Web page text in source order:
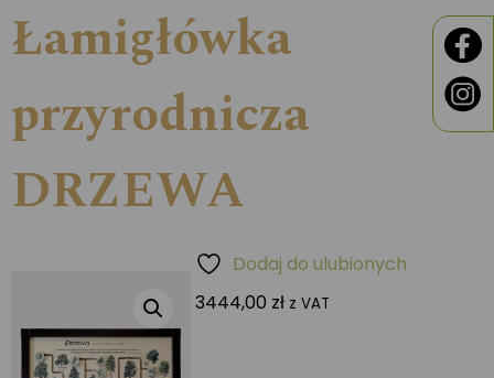
Łamigłówka
przyrodnicza
DRZEWA
3444,00 zł z VAT
Dodaj do ulubionych